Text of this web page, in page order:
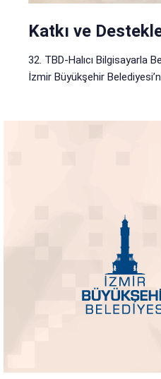
Katkı ve
32. TBD-Halıcı Bilgisayarla
İzmir Büyükşehir